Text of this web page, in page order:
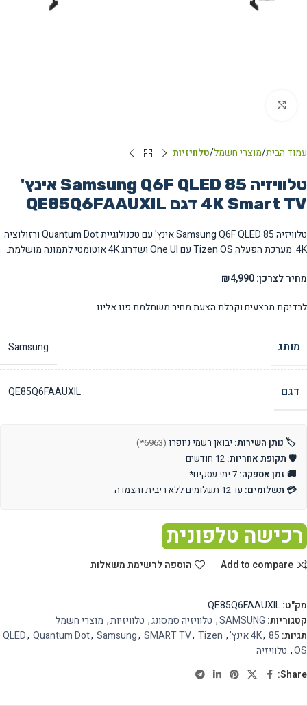
עמוד הבית מוצרי חשמל טלוויזיות
טלוויזיה Samsung Q6F QLED 85 אינץ'
4K Smart TV דגם QE85Q6FAAUXIL
טלוויזיה Samsung Q6F QLED 85 אינץ' עם טכנולוגיית Quantum Dot ורזולוציה
4K. מערכת הפעלה Tizen OS עם One UI ושדרוג 4K אוטומטי לתמונה מושלמת.
מחיר לצרכן: ₪4,990
לבדיקת מבצעים וקבלת הצעת מחיר משתלמת פנו אלינו
מותג Samsung
דגם QE85Q6FAAUXIL
🏷️ נותן השירות: יבואן רשמי ניופרו (6963*)
🛡️ תקופת אחריות:
🚚 זמן אספקה:
💳 תשלומים: עד 12 תשלומים ללא ריבית והצמדה
רכישה טלפונית
Add to compare הוספה לרשימת משאלות
מק"ט:QE85Q6FAAUXIL
קטגוריות: SAMSUNG
, טלוויזיה סמסונג, טלוויזיות, מוצרי חשמל
תגיות:
4K, 85 אינץ' ,
QLED, Quantum Dot, Samsung, SMART TV, Tizen
OS
, טלוויזיה
Share: